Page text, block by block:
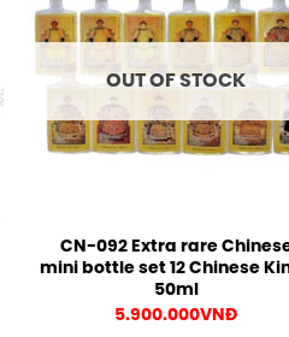
OUT OF STOCK
CN-092 Extra rare
mini bottle set 12 Chinese
50ml
5.900.000VNĐ